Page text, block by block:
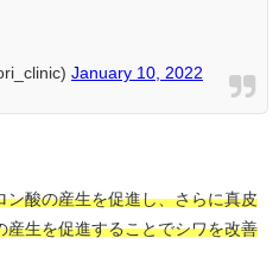
January 10, 2022
酸の産生を促進し、さらに真皮
生を促進することでシワを改善